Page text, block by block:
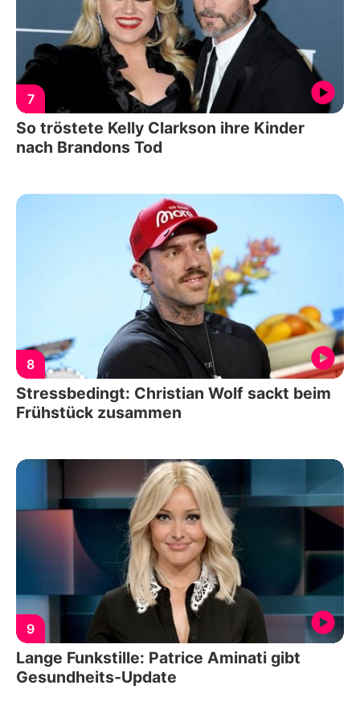
7
So tröstete Kelly Clarkson ihre Kinder
nach Brandons Tod
8
Stressbedingt: Christian Wolf sackt beim
Frühstück zusammen
9
Lange Funkstille: Patrice Aminati gibt
Gesundheits-Update